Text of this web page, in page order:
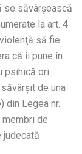
se săvârşească
la art. 4
să fie
că îi pune în
psihică ori
de una
din Legea nr.
de
judecată